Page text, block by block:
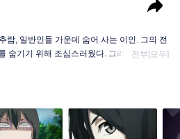
람, 일반인들 가운데 숨어 사는 이인. 그의 전
전부[모두]